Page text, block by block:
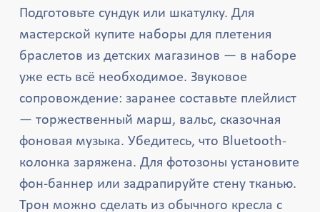
Подготовьте сундук или шкатулку. Для
мастерской купите наборы для плетения
браслетов из детских магазинов — в наборе
уже есть всё необходимое. Звуковое
сопровождение: заранее составьте плейлист
— торжественный марш, вальс, сказочная
фоновая музыка. Убедитесь, что Bluetooth-
колонка заряжена. Для фотозоны установите
фон-баннер или задрапируйте стену тканью.
Трон можно сделать из обычного кресла с